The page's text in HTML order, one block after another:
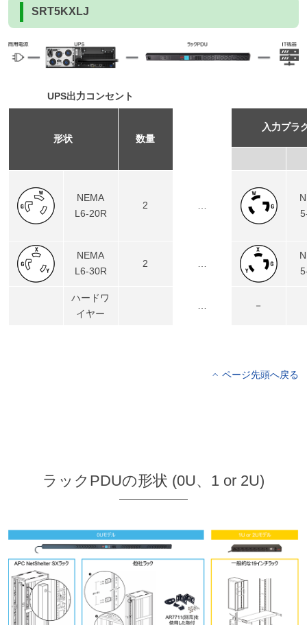
SRT5KXLJ
UPS出力コンセント
形状 数量
入力プラ
NEMA
L6-20R
2
NEMA
L6-30R
2
ハードワ
イヤー
－
ページ先頭へ戻る
ラックPDUの形状 (0U、1 or 2U)